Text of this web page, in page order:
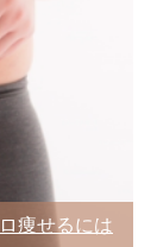
痩せるには